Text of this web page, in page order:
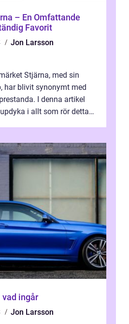
– En Omfattande
Favorit
Jon Larsson
Stjärna, med sin
har blivit synonymt med
I denna artikel
i allt som rör detta
ingår
Jon Larsson